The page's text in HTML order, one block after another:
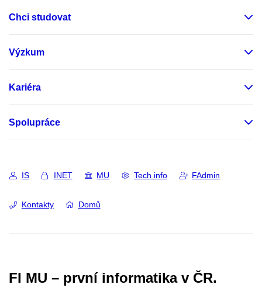
Chci studovat
Výzkum
Kariéra
Spolupráce
IS INET MU Tech info FAdmin
Kontakty Domů
FI MU – první informatika v ČR.